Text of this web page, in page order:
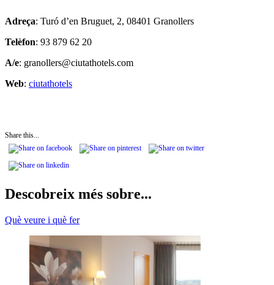
Adreça: Turó d’en Bruguet, 2, 08401 Granollers
Telèfon: 93 879 62 20
A/e: granollers@ciutathotels.com
Web: ciutathotels
Share this...
Descobreix més sobre...
Què veure i què fer